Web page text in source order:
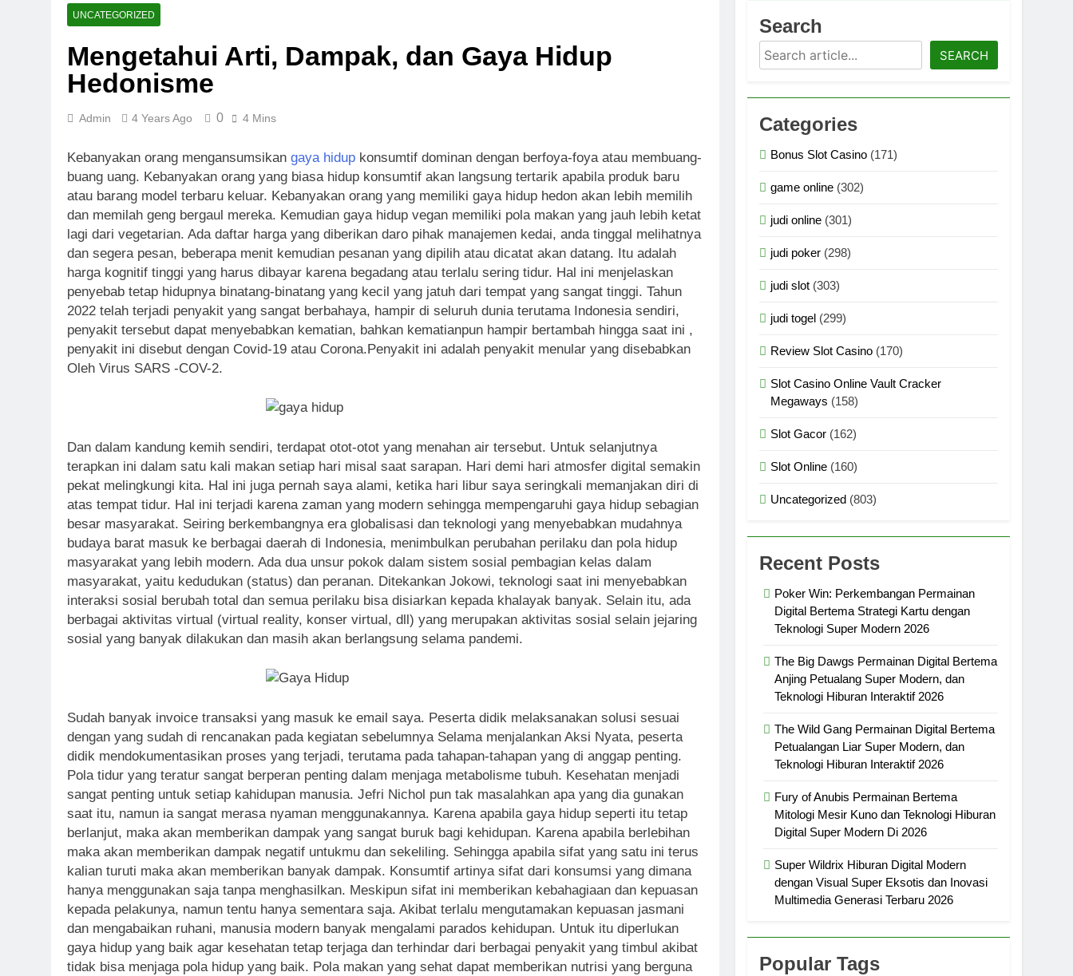
Fortune Horse Hiburan Digital Super Modern dengan Nuansa Kuda dan Teknologi Grafis Generasi Terbaru 2026
Bounty Hunter Hiburan Digital Modern dengan Tema Petualangan dan Teknologi Grafis Generasi Super Terbaru 2026
1 Week Ago
Money Pot Hiburan Digital Modern dengan Konsep Keberuntungan dan Teknologi Grafis Generasi Super Terbaru 2026
2 Weeks Ago
Dragon Hatch Hiburan Digital Super Modern dengan Visual Fantasi Naga dan Teknologi Grafis Generasi Terbaru 2026
2 Weeks Ago
UNCATEGORIZED
Mengetahui Arti, Dampak, dan Gaya Hidup
Hedonisme
Admin 4 Years Ago 0 4 Mins
Kebanyakan orang mengansumsikan gaya hidup konsumtif dominan dengan berfoya-foya atau membuang-
buang uang. Kebanyakan orang yang biasa hidup konsumtif akan langsung tertarik apabila produk baru
atau barang model terbaru keluar. Kebanyakan orang yang memiliki gaya hidup hedon akan lebih memilih
dan memilah geng bergaul mereka. Kemudian gaya hidup vegan memiliki pola makan yang jauh lebih ketat
lagi dari vegetarian. Ada daftar harga yang diberikan daro pihak manajemen kedai, anda tinggal melihatnya
dan segera pesan, beberapa menit kemudian pesanan yang dipilih atau dicatat akan datang. Itu adalah
harga kognitif tinggi yang harus dibayar karena begadang atau terlalu sering tidur. Hal ini menjelaskan
penyebab tetap hidupnya binatang-binatang yang kecil yang jatuh dari tempat yang sangat tinggi. Tahun
2022 telah terjadi penyakit yang sangat berbahaya, hampir di seluruh dunia terutama Indonesia sendiri,
penyakit tersebut dapat menyebabkan kematian, bahkan kematianpun hampir bertambah hingga saat ini ,
penyakit ini disebut dengan Covid-19 atau Corona.Penyakit ini adalah penyakit menular yang disebabkan
Oleh Virus SARS -COV-2.
Dan dalam kandung kemih sendiri, terdapat otot-otot yang menahan air tersebut. Untuk selanjutnya
terapkan ini dalam satu kali makan setiap hari misal saat sarapan. Hari demi hari atmosfer digital semakin
pekat melingkungi kita. Hal ini juga pernah saya alami, ketika hari libur saya seringkali memanjakan diri di
atas tempat tidur. Hal ini terjadi karena zaman yang modern sehingga mempengaruhi gaya hidup sebagian
besar masyarakat. Seiring berkembangnya era globalisasi dan teknologi yang menyebabkan mudahnya
budaya barat masuk ke berbagai daerah di Indonesia, menimbulkan perubahan perilaku dan pola hidup
masyarakat yang lebih modern. Ada dua unsur pokok dalam sistem sosial pembagian kelas dalam
masyarakat, yaitu kedudukan (status) dan peranan. Ditekankan Jokowi, teknologi saat ini menyebabkan
interaksi sosial berubah total dan semua perilaku bisa disiarkan kepada khalayak banyak. Selain itu, ada
berbagai aktivitas virtual (virtual reality, konser virtual, dll) yang merupakan aktivitas sosial selain jejaring
sosial yang banyak dilakukan dan masih akan berlangsung selama pandemi.
Sudah banyak invoice transaksi yang masuk ke email saya. Peserta didik melaksanakan solusi sesuai
dengan yang sudah di rencanakan pada kegiatan sebelumnya Selama menjalankan Aksi Nyata, peserta
didik mendokumentasikan proses yang terjadi, terutama pada tahapan-tahapan yang di anggap penting.
Pola tidur yang teratur sangat berperan penting dalam menjaga metabolisme tubuh. Kesehatan menjadi
sangat penting untuk setiap kahidupan manusia. Jefri Nichol pun tak masalahkan apa yang dia gunakan
saat itu, namun ia sangat merasa nyaman menggunakannya. Karena apabila gaya hidup seperti itu tetap
berlanjut, maka akan memberikan dampak yang sangat buruk bagi kehidupan. Karena apabila berlebihan
maka akan memberikan dampak negatif untukmu dan sekeliling. Sehingga apabila sifat yang satu ini terus
kalian turuti maka akan memberikan banyak dampak. Konsumtif artinya sifat dari konsumsi yang dimana
hanya menggunakan saja tanpa menghasilkan. Meskipun sifat ini memberikan kebahagiaan dan kepuasan
kepada pelakunya, namun tentu hanya sementara saja. Akibat terlalu mengutamakan kepuasan jasmani
dan mengabaikan ruhani, manusia modern banyak mengalami parados kehidupan. Untuk itu diperlukan
gaya hidup yang baik agar kesehatan tetap terjaga dan terhindar dari berbagai penyakit yang timbul akibat
tidak bisa menjaga pola hidup yang baik. Pola makan yang sehat dapat memberikan nutrisi yang berguna
Search
Search SEARCH
Categories
Bonus Slot Casino (171)
game online (302)
judi online (301)
judi poker (298)
judi slot (303)
judi togel (299)
Review Slot Casino (170)
Slot Casino Online Vault Cracker
Megaways (158)
Slot Gacor (162)
Slot Online (160)
Uncategorized (803)
Recent Posts
Poker Win: Perkembangan Permainan
Digital Bertema Strategi Kartu dengan
Teknologi Super Modern 2026
The Big Dawgs Permainan Digital Bertema
Anjing Petualang Super Modern, dan
Teknologi Hiburan Interaktif 2026
The Wild Gang Permainan Digital Bertema
Petualangan Liar Super Modern, dan
Teknologi Hiburan Interaktif 2026
Fury of Anubis Permainan Bertema
Mitologi Mesir Kuno dan Teknologi Hiburan
Digital Super Modern Di 2026
Super Wildrix Hiburan Digital Modern
dengan Visual Super Eksotis dan Inovasi
Multimedia Generasi Terbaru 2026
Popular Tags